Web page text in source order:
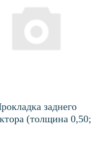
заднего
(толщина 0,50;
Подробнее